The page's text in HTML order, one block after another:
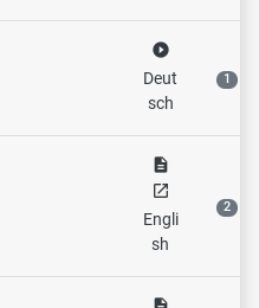
play_circle_filled
Deut
sch
1
description
open_in_new
Engli
sh
2